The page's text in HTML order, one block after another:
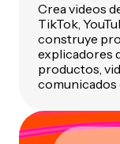
Crea videos
TikTok,
construye
explicadores
productos,
comunicados